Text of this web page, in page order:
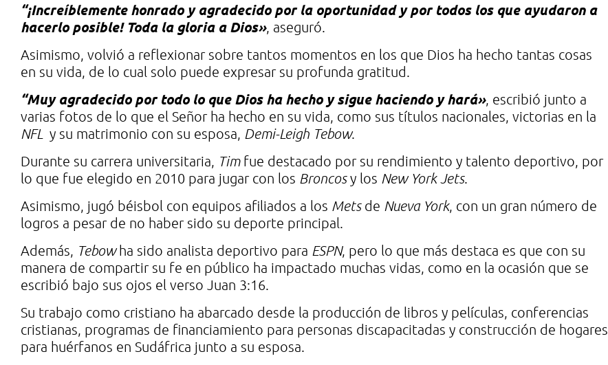
“¡Increíblemente honrado y agradecido por la oportunidad y por todos los que ayudaron a
hacerlo posible! Toda la gloria a Dios», aseguró.
Asimismo, volvió a reflexionar sobre tantos momentos en los que Dios ha hecho tantas cosas
en su vida, de lo cual solo puede expresar su profunda gratitud.
“Muy agradecido por todo lo que Dios ha hecho y sigue haciendo y hará», escribió junto a
varias fotos de lo que el Señor ha hecho en su vida, como sus títulos nacionales, victorias en la
NFL y su matrimonio con su esposa, Demi-Leigh Tebow.
Durante su carrera universitaria, Timfue destacado por su rendimiento y talento deportivo, por
lo que fue elegido en 2010 para jugar con los Broncosy los New York Jets.
Asimismo, jugó béisbol con equipos afiliados a los Metsde Nueva York, con un gran número de
logros a pesar de no haber sido su deporte principal.
Además, Tebowha sido analista deportivo para ESPN, pero lo que más destaca es que con su
manera de compartir su fe en público ha impactado muchas vidas, como en la ocasión que se
escribió bajo sus ojos el verso Juan 3:16.
Su trabajo como cristiano ha abarcado desde la producción de libros y películas, conferencias
cristianas, programas de financiamiento para personas discapacitadas y construcción de hogares
para huérfanos en Sudáfrica junto a su esposa.